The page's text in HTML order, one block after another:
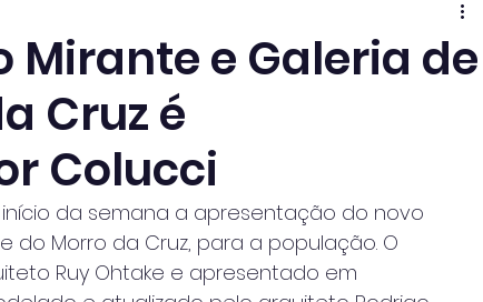
Mirante e Galeria de
Cruz é
Colucci
da semana a apresentação do novo
do Morro da Cruz, para a população. O
Ruy Ohtake e apresentado em